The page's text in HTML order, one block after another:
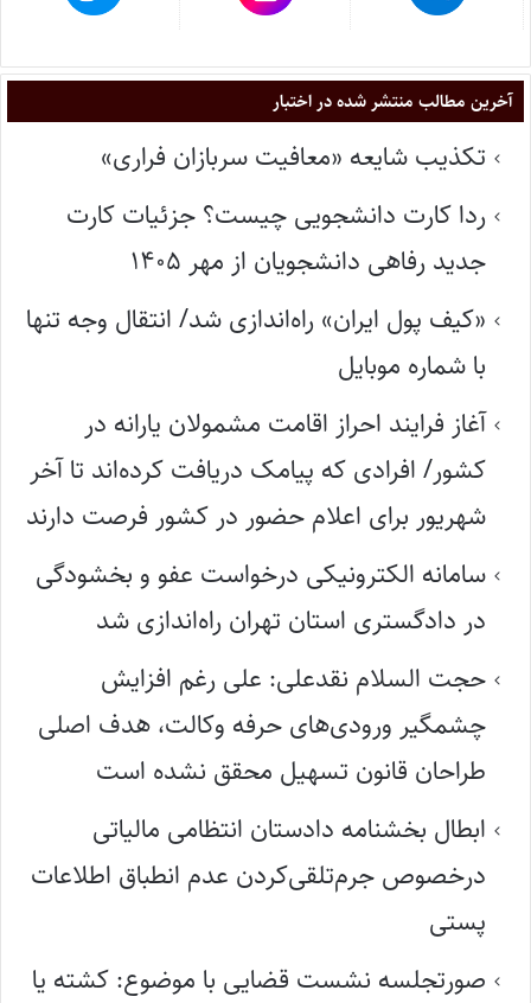
آخرین مطالب منتشر شده در اختبار
تکذیب شایعه «معافیت سربازان فراری»
ردا کارت دانشجویی چیست؟ جزئیات کارت
جدید رفاهی دانشجویان از مهر ۱۴۰۵
«کیف پول ایران» راه‌اندازی شد/ انتقال وجه تنها
با شماره موبایل
آغاز فرایند احراز اقامت مشمولان یارانه در
کشور/ افرادی که پیامک دریافت کرده‌اند تا آخر
شهریور برای اعلام حضور در کشور فرصت دارند
سامانه الکترونیکی درخواست عفو و بخشودگی
در دادگستری استان تهران راه‌اندازی شد
حجت السلام نقدعلی: علی رغم افزایش
چشمگیر ورودی‌های حرفه وکالت، هدف اصلی
طراحان قانون تسهیل محقق نشده است
ابطال بخشنامه دادستان انتظامی مالیاتی
درخصوص جرم‌تلقی‌کردن عدم انطباق اطلاعات
پستی
صورتجلسه نشست قضایی با موضوع: کشته یا